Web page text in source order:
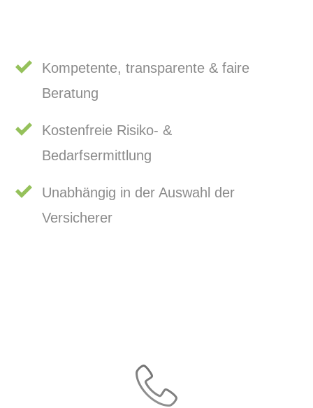
Kompetente, transparente & faire
Beratung
Kostenfreie Risiko- &
Bedarfsermittlung
Unabhängig in der Auswahl der
Versicherer